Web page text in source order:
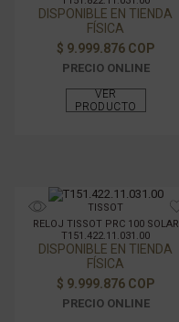
$ 9.999.876 COP
DISPONIBLE EN TIENDA
FÍSICA
PRECIO ONLINE
VER
PRODUCTO
TISSOT
RELOJ TISSOT PRC 100 SOLAR
T151.422.11.031.00
$ 9.999.876 COP
DISPONIBLE EN TIENDA
FÍSICA
PRECIO ONLINE